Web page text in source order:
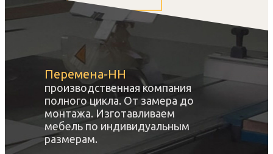
Перемена-НН
производственная компания
полного цикла. От замера до
монтажа. Изготавливаем
мебель по индивидуальным
размерам.